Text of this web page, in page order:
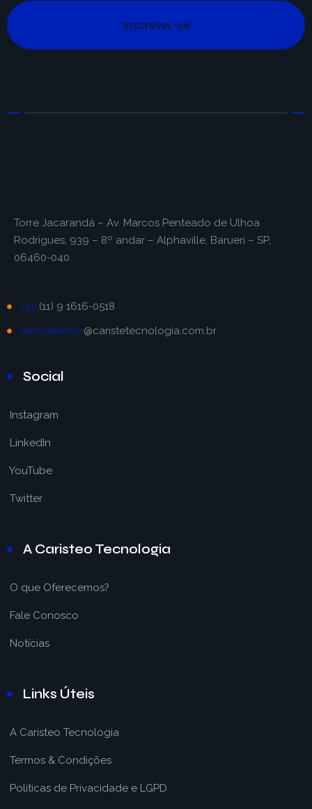
Inscrever-se
Torre Jacarandá – Av. Marcos Penteado de Ulhoa
Rodrigues, 939 – 8º andar – Alphaville, Barueri – SP,
06460-040
+55(11) 9 1616-0518
atendimento@caristetecnologia.com.br
Social
Instagram
LinkedIn
YouTube
Twitter
A Caristeo Tecnologia
O que Oferecemos?
Fale Conosco
Notícias
Links Úteis
A Caristeo Tecnologia
Termos & Condições
Políticas de Privacidade e LGPD